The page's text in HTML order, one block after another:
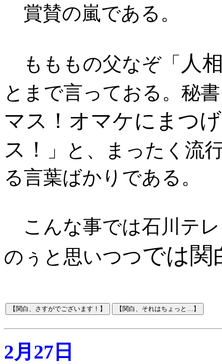
賞賛の嵐である。
もももの父なぞ「 人
とまで言っておる。秘
マス！オマケにまつ
ス！
」と、まったく 流
る言葉ばかりである。
こんな事では石川テ
のぅと思いつつでは関
2月27日